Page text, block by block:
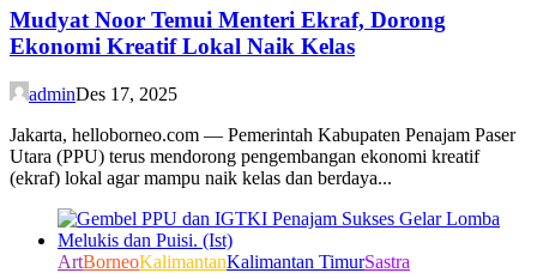
Mudyat Noor Temui Menteri Ekraf, Dorong
Ekonomi Kreatif Lokal Naik Kelas
adminDes 17, 2025
Jakarta, helloborneo.com — Pemerintah Kabupaten Penajam Paser
Utara (PPU) terus mendorong pengembangan ekonomi kreatif
(ekraf) lokal agar mampu naik kelas dan berdaya...
ArtBorneoKalimantanKalimantan TimurSastra